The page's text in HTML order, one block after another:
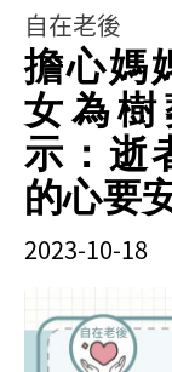
自在老後
擔心媽
女為
示：逝
的心要
2023-10-18